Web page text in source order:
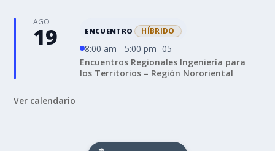
AGO
19 ENCUENTRO HÍBRIDO
8:00 am - 5:00 pm -05
Encuentros Regionales Ingeniería para
los Territorios – Región Nororiental
Ver calendario